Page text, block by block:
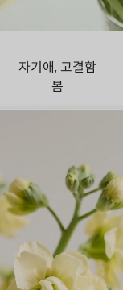
자기애, 고결함
봄